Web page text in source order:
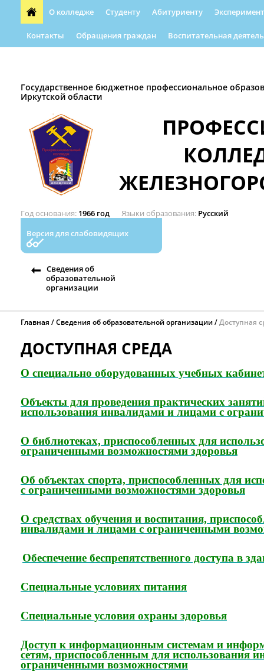
О колледже Студенту Абитуриенту
Контакты Обращения граждан Воспитательная
Государственное бюджетное профессиональное
Иркутской области
Год основания 1966 год Языки образования Русский
Версия для слабовидящих
Сведения об
образовательной
организации
Главная Сведения об образовательной организации Доступная
ДОСТУПНАЯ СРЕДА
О специально оборудованных учебных
Объекты для проведения практических
использования инвалидами и лицами с
О библиотеках, приспособленных для
ограниченными возможностями здоровья
Об объектах спорта, приспособленных для
с ограниченными возможностями здоровья
О средствах обучения и воспитания,
инвалидами и лицами с ограниченными
Обеспечение беспрепятственного доступа в
Специальные условиях питания
Специальные условия охраны здоровья
Доступ к информационным системам и
сетям, приспособленным для использования
ограниченными возможностями